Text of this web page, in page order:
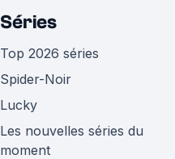
Séries
Top 2026 séries
Spider-Noir
Lucky
Les nouvelles séries du
moment